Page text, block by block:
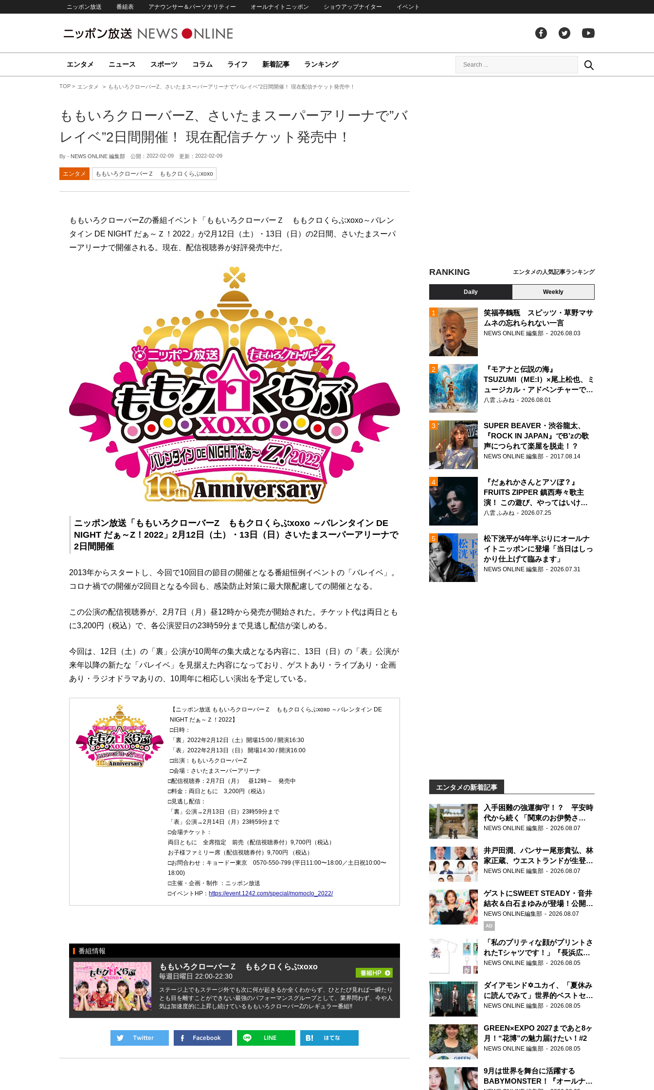
ニッポン放送 番組表 アナウンサー＆パーソナリティー オールナイトニッポン ショウアップナイター イベント
エンタメ ニュース スポーツ コラム ライフ 新着記事 ランキング
TOP エンタメ ももいろクローバーZ、さいたまスーパーアリーナで”バレイベ”2日間開催！ 現在配信チケット発売中！
ももいろクローバーZ、さいたまスーパーアリーナで”バ
レイベ”2日間開催！ 現在配信チケット発売中！
By - NEWS ONLINE 編集部 公開： 2022-02-09 更新： 2022-02-09
エンタメ ももいろクローバーＺ ももクロくらぶxoxo
ももいろクローバーZの番組イベント「ももいろクローバーＺ ももクロくらぶxoxo～バレン
タイン DE NIGHT だぁ～Ｚ！2022」が2月12日（土）・13日（日）の2日間、さいたまスーパ
ーアリーナで開催される。現在、配信視聴券が好評発売中だ。
ニッポン放送「ももいろクローバーZ ももクロくらぶxoxo ～バレンタイン DE
NIGHT だぁ～Z！2022」2月12日（土）・13日（日）さいたまスーパーアリーナで
2日間開催
2013年からスタートし、今回で10回目の節目の開催となる番組恒例イベントの「バレイベ」。
コロナ禍での開催が2回目となる今回も、感染防止対策に最大限配慮しての開催となる。
この公演の配信視聴券が、2月7日（月）昼12時から発売が開始された。チケット代は両日とも
に3,200円（税込）で、各公演翌日の23時59分まで見逃し配信が楽しめる。
今回は、12日（土）の「裏」公演が10周年の集大成となる内容に、13日（日）の「表」公演が
来年以降の新たな「バレイベ」を見据えた内容になっており、ゲストあり・ライブあり・企画
あり・ラジオドラマありの、10周年に相応しい演出を予定している。
【ニッポン放送 ももいろクローバーＺ ももクロくらぶxoxo ～バレンタイン DE
NIGHT だぁ～Ｚ！2022】
□日時：
「裏」2022年2月12日（土）開場15:00 / 開演16:30
「表」2022年2月13日（日） 開場14:30 / 開演16:00
□出演：ももいろクローバーZ
□会場：さいたまスーパーアリーナ
□配信視聴券：2月7日（月） 昼12時～ 発売中
□料金：両日ともに 3,200円（税込）
□見逃し配信：
「裏」公演→2月13日（日）23時59分まで
「表」公演→2月14日（月）23時59分まで
□会場チケット：
両日ともに 全席指定 前売（配信視聴券付）9,700円（税込）
お子様ファミリー席（配信視聴券付）9,700円 （税込）
□お問合わせ：キョードー東京 0570-550-799 (平日11:00〜18:00／土日祝10:00〜
18:00)
□主催・企画・制作 ：ニッポン放送
□イベントHP：https://event.1242.com/special/momoclo_2022/
番組情報
ももいろクローバーＺ ももクロくらぶxoxo
毎週日曜日 22:00-22:30
ステージ上でもステージ外でも次に何が起きるか全くわからず、ひとたび見れば一瞬たり
とも目を離すことができない最強のパフォーマンスグループとして、業界問わず、今や人
気は加速度的に上昇し続けているももいろクローバーZのレギュラー番組!!
RANKING エンタメの人気記事ランキング
Daily Weekly
笑福亭鶴瓶 スピッツ・草野マサ
ムネの忘れられない一言
NEWS ONLINE 編集部 2026.08.03
『モアナと伝説の海』
TSUZUMI（ME:I）×尾上松也、ミ
ュージカル・アドベンチャーで美
声を響かせる
八雲 ふみね 2026.08.01
SUPER BEAVER・渋谷龍太、
『ROCK IN JAPAN』でB’zの歌
声につられて楽屋を脱走！？
NEWS ONLINE 編集部 2017.08.14
『だぁれかさんとアソぼ？』
FRUITS ZIPPER 鎮西寿々歌主
演！ この遊び、やってはいけま
せん。
八雲 ふみね 2026.07.25
松下洸平が4年半ぶりにオールナ
イトニッポンに登場「当日はしっ
かり仕上げて臨みます」
NEWS ONLINE 編集部 2026.07.31
エンタメの新着記事
入手困難の強運御守！？ 平安時
代から続く「関東のお伊勢さ
ま」、芝大神宮にてランパンプス
NEWS ONLINE 編集部 2026.08.07
井戸田潤、パンサー尾形貴弘、林
家正蔵、ウエストランドが生登
場！『ラジオビバリー昼ズ』
NEWS ONLINE 編集部 2026.08.07
ゲストにSWEET STEADY・音井
結衣＆白石まゆみが登場！公開収
録で素顔全開！
NEWS ONLINE編集部 2026.08.07
AD
「私のプリティな顔がプリントさ
れたTシャツです！」『長浜広奈
天下無双』初の番組グッズ発売
NEWS ONLINE 編集部 2026.08.05
ダイアモンド✡ユカイ、「夏休み
に読んでみて」世界的ベストセラ
ー『アナスタシア』を紹介
NEWS ONLINE 編集部 2026.08.05
GREEN×EXPO 2027まであと8ヶ
月！“花博”の魅力届けたい！#2
NEWS ONLINE 編集部 2026.08.05
9月は世界を舞台に活躍する
BABYMONSTER！『オールナイ